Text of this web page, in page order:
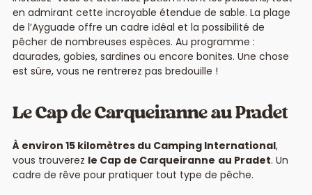
en admirant cette incroyable étendue de sable. La plage
de l’Ayguade offre un cadre idéal et la possibilité de
pêcher de nombreuses espèces. Au programme :
daurades, gobies, sardines ou encore bonites. Une chose
est sûre, vous ne rentrerez pas bredouille !
Le Cap de Carqueiranne au Pradet
À environ 15 kilomètres du Camping International,
vous trouverez le Cap de Carqueiranne au Pradet. Un
cadre de rêve pour pratiquer tout type de pêche.